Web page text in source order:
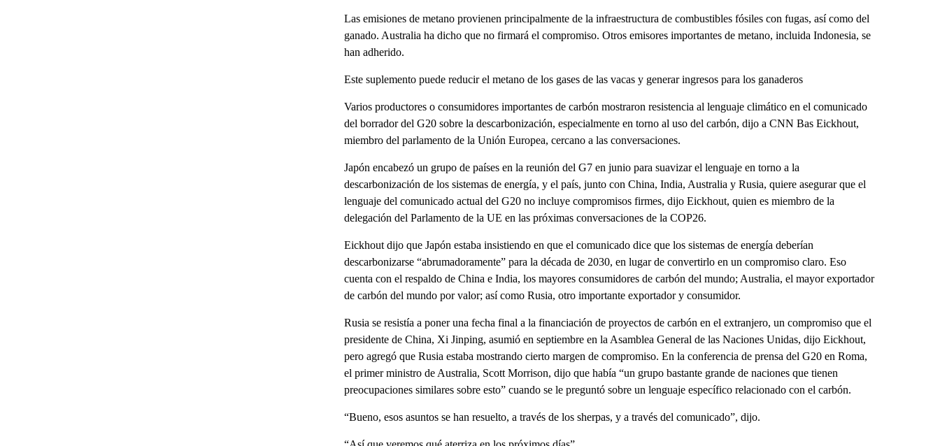
Las emisiones de metano provienen principalmente de la infraestructura de combustibles fósiles con fugas, así como del
ganado. Australia ha dicho que no firmará el compromiso. Otros emisores importantes de metano, incluida Indonesia, se
han adherido.
Este suplemento puede reducir el metano de los gases de las vacas y generar ingresos para los ganaderos
Varios productores o consumidores importantes de carbón mostraron resistencia al lenguaje climático en el comunicado
del borrador del G20 sobre la descarbonización, especialmente en torno al uso del carbón, dijo a CNN Bas Eickhout,
miembro del parlamento de la Unión Europea, cercano a las conversaciones.
Japón encabezó un grupo de países en la reunión del G7 en junio para suavizar el lenguaje en torno a la
descarbonización de los sistemas de energía, y el país, junto con China, India, Australia y Rusia, quiere asegurar que el
lenguaje del comunicado actual del G20 no incluye compromisos firmes, dijo Eickhout, quien es miembro de la
delegación del Parlamento de la UE en las próximas conversaciones de la COP26.
Eickhout dijo que Japón estaba insistiendo en que el comunicado dice que los sistemas de energía deberían
descarbonizarse “abrumadoramente” para la década de 2030, en lugar de convertirlo en un compromiso claro. Eso
cuenta con el respaldo de China e India, los mayores consumidores de carbón del mundo; Australia, el mayor exportador
de carbón del mundo por valor; así como Rusia, otro importante exportador y consumidor.
Rusia se resistía a poner una fecha final a la financiación de proyectos de carbón en el extranjero, un compromiso que el
presidente de China, Xi Jinping, asumió en septiembre en la Asamblea General de las Naciones Unidas, dijo Eickhout,
pero agregó que Rusia estaba mostrando cierto margen de compromiso. En la conferencia de prensa del G20 en Roma,
el primer ministro de Australia, Scott Morrison, dijo que había “un grupo bastante grande de naciones que tienen
preocupaciones similares sobre esto” cuando se le preguntó sobre un lenguaje específico relacionado con el carbón.
“Bueno, esos asuntos se han resuelto, a través de los sherpas, y a través del comunicado”, dijo.